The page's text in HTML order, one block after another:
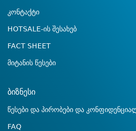
კონტაქტი
HOTSALE-ის შესახებ
FACT SHEET
მიტანის წესები
ბიზნესი
წესები და პირობები და
FAQ